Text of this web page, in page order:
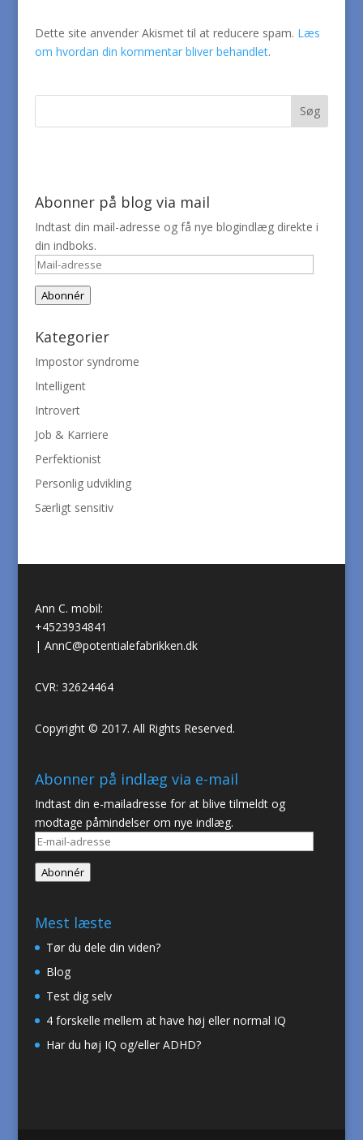
Dette site anvender Akismet til at reducere spam. Læs
om hvordan din kommentar bliver behandlet.
Abonner på blog via mail
Indtast din mail-adresse og få nye blogindlæg direkte i
din indboks.
Mail-
Abonnér
Kategorier
Impostor syndrome
Intelligent
Introvert
Job & Karriere
Perfektionist
Personlig udvikling
Særligt sensitiv
Ann C. mobil:
+4523934841
| AnnC@potentialefabrikken.dk
CVR: 32624464
Copyright © 2017. All Rights Reserved.
Abonner på indlæg via e-mail
Indtast din e-mailadresse for at blive tilmeldt og
modtage påmindelser om nye indlæg.
E-
adresse
Abonnér
Mest læste
Tør du dele din viden?
Blog
Test dig selv
4 forskelle mellem at have høj eller normal IQ
Har du høj IQ og/eller ADHD?